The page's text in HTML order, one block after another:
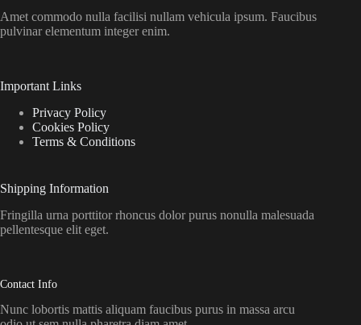
Amet commodo nulla facilisi nullam vehicula ipsum. Faucibus
pulvinar elementum integer enim.
Important Links
Privacy Policy
Cookies Policy
Terms & Conditions
Shipping Information
Fringilla urna porttitor rhoncus dolor purus nonulla malesuada
pellentesque elit eget.
Contact Info
Nunc lobortis mattis aliquam faucibus purus in massa arcu